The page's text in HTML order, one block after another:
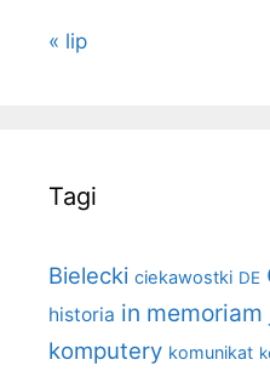
« lip
Tagi
Bielecki ciekawostki DE
historia in memoriam
komputery komunikat